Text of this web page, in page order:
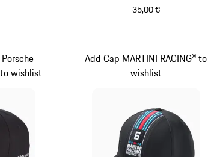
35,00 €
wishlist
Add Cap MARTINI RACING® to
wishlist